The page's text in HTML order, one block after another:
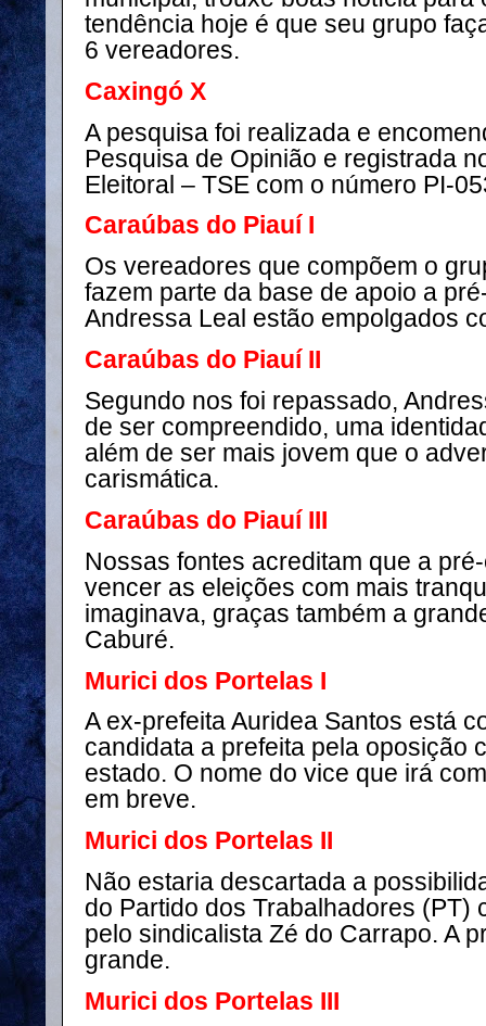
tendência hoje é que seu grupo
6 vereadores.
Caxingó X
A pesquisa foi realizada e
Pesquisa de Opinião e registrada
Eleitoral – TSE com o número PI-
Caraúbas do Piauí I
Os vereadores que compõem o
fazem parte da base de apoio a
Andressa Leal estão empolgados
Caraúbas do Piauí II
Segundo nos foi repassado,
de ser compreendido, uma
além de ser mais jovem que o
carismática.
Caraúbas do Piauí III
Nossas fontes acreditam que a
vencer as eleições com mais
imaginava, graças também a
Caburé.
Murici dos Portelas I
A ex-prefeita Auridea Santos está
candidata a prefeita pela oposição
estado. O nome do vice que irá
em breve.
Murici dos Portelas II
Não estaria descartada a
do Partido dos Trabalhadores (PT)
pelo sindicalista Zé do Carrapo. A
grande.
Murici dos Portelas III